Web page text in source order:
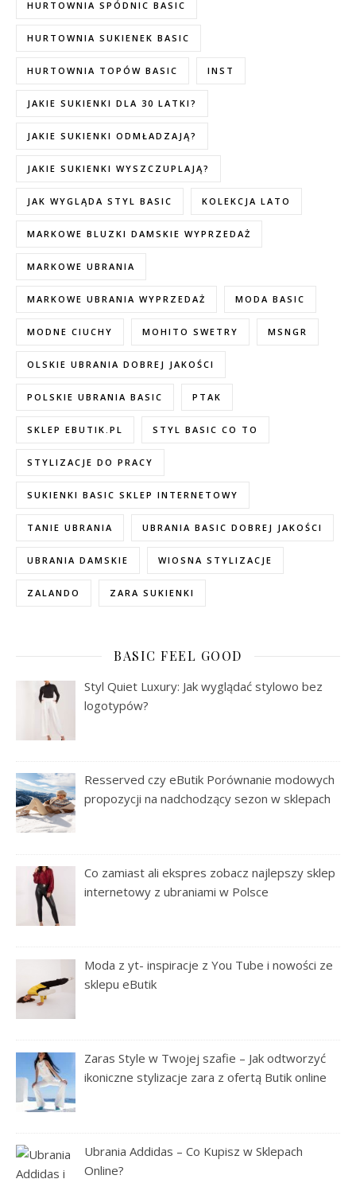
HURTOWNIA SPÓDNIC BASIC
HURTOWNIA SUKIENEK BASIC
HURTOWNIA TOPÓW BASIC INST
JAKIE SUKIENKI DLA 30 LATKI?
JAKIE SUKIENKI ODMŁADZAJĄ?
JAKIE SUKIENKI WYSZCZUPLAJĄ?
JAK WYGLĄDA STYL BASIC KOLEKCJA LATO
MARKOWE BLUZKI DAMSKIE WYPRZEDAŻ
MARKOWE UBRANIA
MARKOWE UBRANIA WYPRZEDAŻ MODA BASIC
MODNE CIUCHY MOHITO SWETRY MSNGR
OLSKIE UBRANIA DOBREJ JAKOŚCI
POLSKIE UBRANIA BASIC PTAK
SKLEP EBUTIK.PL STYL BASIC CO TO
STYLIZACJE DO PRACY
SUKIENKI BASIC SKLEP INTERNETOWY
TANIE UBRANIA UBRANIA BASIC DOBREJ JAKOŚCI
UBRANIA DAMSKIE WIOSNA STYLIZACJE
ZALANDO ZARA SUKIENKI
BASIC FEEL GOOD
Styl Quiet Luxury: Jak wyglądać stylowo bez
logotypów?
Resserved czy eButik Porównanie modowych
propozycji na nadchodzący sezon w sklepach
Co zamiast ali ekspres zobacz najlepszy sklep
internetowy z ubraniami w Polsce
Moda z yt- inspiracje z You Tube i nowości ze
sklepu eButik
Zaras Style w Twojej szafie – Jak odtworzyć
ikoniczne stylizacje zara z ofertą Butik online
Ubrania Addidas – Co Kupisz w Sklepach
Online?